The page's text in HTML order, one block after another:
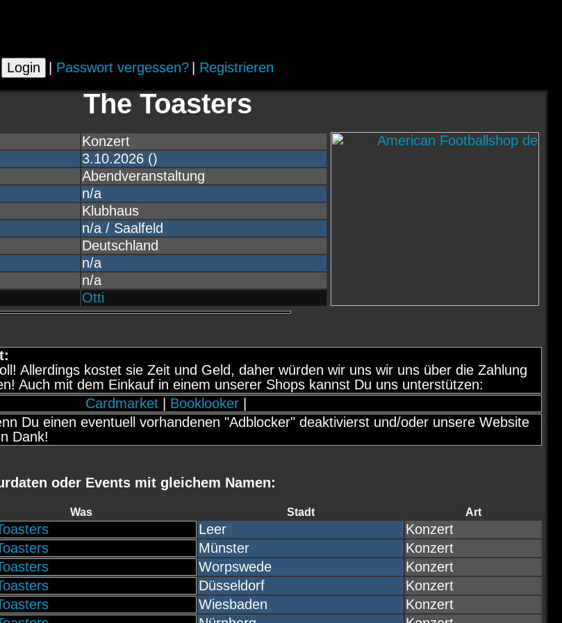
Passwort vergessen? Registrieren
The Toasters
Konzert
3.10.2026 ()
Abendveranstaltung
n/a
Klubhaus
n/a / Saalfeld
Deutschland
n/a
n/a
Otti
Allerdings kostet sie Zeit und Geld, daher würden wir uns wir uns über die Zahlung
Auch mit dem Einkauf in einem unserer Shops kannst Du uns unterstützen:
Cardmarket
Booklooker
Du einen eventuell vorhandenen "Adblocker" deaktivierst und/oder unsere Website
Dank!
oder Events mit gleichem Namen:
Was Stadt Art
Leer
Konzert
Münster
Konzert
Worpswede
Konzert
Düsseldorf
Konzert
Wiesbaden
Konzert